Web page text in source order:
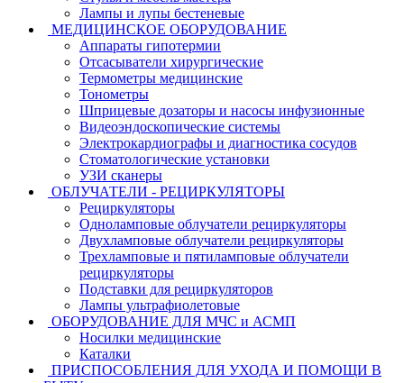
Лампы и лупы бестеневые
МЕДИЦИНСКОЕ ОБОРУДОВАНИЕ
Аппараты гипотермии
Отсасыватели хирургические
Термометры медицинские
Тонометры
Шприцевые дозаторы и насосы инфузионные
Видеоэндоскопические системы
Электрокардиографы и диагностика сосудов
Стоматологические установки
УЗИ сканеры
ОБЛУЧАТЕЛИ - РЕЦИРКУЛЯТОРЫ
Рециркуляторы
Одноламповые облучатели рециркуляторы
Двухламповые облучатели рециркуляторы
Трехламповые и пятиламповые облучатели
рециркуляторы
Подставки для рециркуляторов
Лампы ультрафиолетовые
ОБОРУДОВАНИЕ ДЛЯ МЧС и АСМП
Носилки медицинские
Каталки
ПРИСПОСОБЛЕНИЯ ДЛЯ УХОДА И ПОМОЩИ В